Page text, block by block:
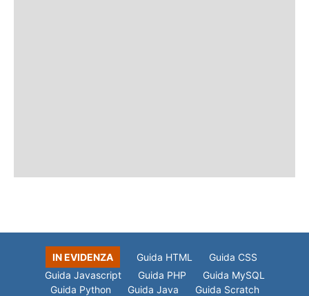
IN EVIDENZA Guida HTML
Guida CSS
Guida Javascript
Guida PHP
Guida MySQL
Guida Python
Guida Java
Guida Scratch